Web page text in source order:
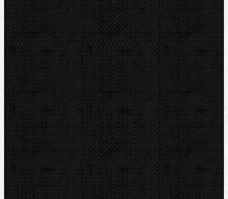
Montážní výbava
Svěráky a pracovní stoly
Pájení a hořáky
Svářečky plastů
Polyfuzní - trnové
Polyfuzní-nožové a deskové
Nástavce na trnové
Nástavce na nožové a deskové
Horkovzdušné